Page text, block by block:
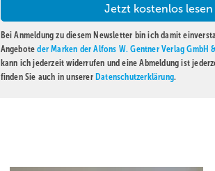
Bei Anmeldung zu diesem Newsletter bin ich damit
Angeboteder Marken der Alfons W. Gentner Verlag GmbH
kann ich jederzeit widerrufen und eine Abmeldung ist
finden Sie auch in unserer Datenschutzerklärung.